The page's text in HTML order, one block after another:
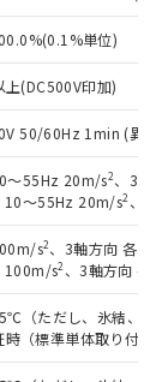
単位)
上(DC500V印加)
50/60Hz 1min (異極
～55Hz 20m/s2、3軸
10～55Hz 20m/s2 、3
s2、3軸方向 各3回
100m/s2 、3軸方向 各
（ただし、氷結、結
時（標準単体取り付
うえ
業取扱
ので
には、
もある
果は、
内デー
り、閲
よび標
す予
質）の
中の
、有
して
どや
、 カド
フェニル
の
の
お問
カドミウ
外国
商品
輸出
、日本
引許
きを